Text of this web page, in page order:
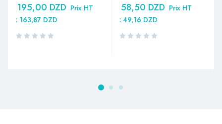
195,00 DZD Prix HT
: 163,87 DZD
58,50 DZD Prix HT
: 49,16 DZD